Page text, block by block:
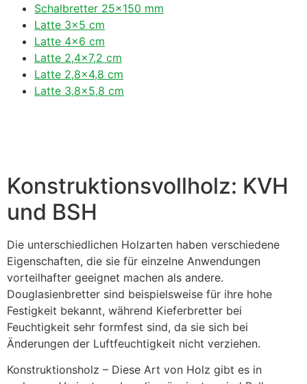
Schalbretter 25×150 mm
Latte 3×5 cm
Latte 4×6 cm
Latte 2,4×7,2 cm
Latte 2,8×4,8 cm
Latte 3,8×5,8 cm
Konstruktionsvollholz: KVH
und BSH
Die unterschiedlichen Holzarten haben verschiedene
Eigenschaften, die sie für einzelne Anwendungen
vorteilhafter geeignet machen als andere.
Douglasienbretter sind beispielsweise für ihre hohe
Festigkeit bekannt, während Kieferbretter bei
Feuchtigkeit sehr formfest sind, da sie sich bei
Änderungen der Luftfeuchtigkeit nicht verziehen.
Konstruktionsholz – Diese Art von Holz gibt es in